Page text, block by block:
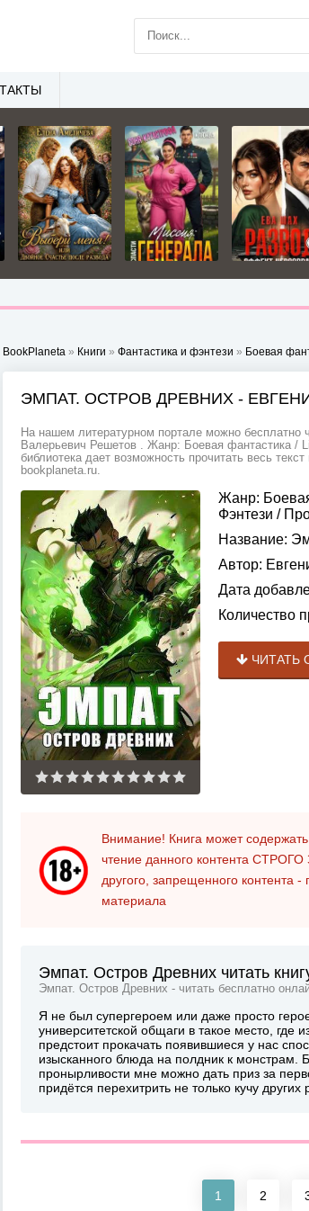
BookPlaneta » Книги » Фантастика и фэнтези » Боевая
ЭМПАТ. ОСТРОВ ДРЕВНИХ -
На нашем литературном портале можно бесплатно
Валерьевич Решетов . Жанр: Боевая фантастика /
библиотека дает возможность прочитать весь
bookplaneta.ru.
Жанр:
Фэнтези /
Название:
Автор:
Дата
Количество
ЧИТАТЬ
Внимание! Книга может
чтение данного контента СТРОГО
другого, запрещенного контента -
материала
Эмпат. Остров Древних читать
Эмпат. Остров Древних - читать бесплатно
Я не был супергероем или даже просто
университетской общаги в такое место,
предстоит прокачать появившиеся у нас
изысканного блюда на полдник к монстрам.
пронырливости мне можно дать приз за
придётся перехитрить не только кучу
1 2